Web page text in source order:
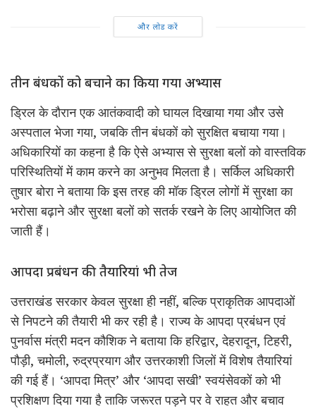
और लोड करें
तीन बंधकों को बचाने का किया गया अभ्यास
ड्रिल के दौरान एक आतंकवादी को घायल दिखाया गया और उसे
अस्पताल भेजा गया, जबकि तीन बंधकों को सुरक्षित बचाया गया।
अधिकारियों का कहना है कि ऐसे अभ्यास से सुरक्षा बलों को वास्तविक
परिस्थितियों में काम करने का अनुभव मिलता है। सर्किल अधिकारी
तुषार बोरा ने बताया कि इस तरह की मॉक ड्रिल लोगों में सुरक्षा का
भरोसा बढ़ाने और सुरक्षा बलों को सतर्क रखने के लिए आयोजित की
जाती हैं।
आपदा प्रबंधन की तैयारियां भी तेज
उत्तराखंड सरकार केवल सुरक्षा ही नहीं, बल्कि प्राकृतिक आपदाओं
से निपटने की तैयारी भी कर रही है। राज्य के आपदा प्रबंधन एवं
पुनर्वास मंत्री मदन कौशिक ने बताया कि हरिद्वार, देहरादून, टिहरी,
पौड़ी, चमोली, रुद्रप्रयाग और उत्तरकाशी जिलों में विशेष तैयारियां
की गई हैं। ‘आपदा मित्र’ और ‘आपदा सखी’ स्वयंसेवकों को भी
प्रशिक्षण दिया गया है ताकि जरूरत पड़ने पर वे राहत और बचाव